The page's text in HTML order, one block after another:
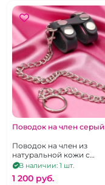
Поводок на член серый
Поводок на член из
натуральной кожи с
цепочкой
В наличии: 1 шт.
1 200 pуб.